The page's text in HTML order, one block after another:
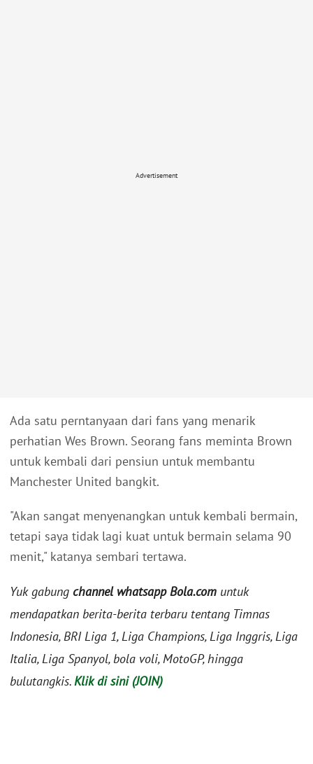
Advertisement
Ada satu perntanyaan dari fans yang menarik
perhatian Wes Brown. Seorang fans meminta Brown
untuk kembali dari pensiun untuk membantu
Manchester United bangkit.
"Akan sangat menyenangkan untuk kembali bermain,
tetapi saya tidak lagi kuat untuk bermain selama 90
menit," katanya sembari tertawa.
Yuk gabung channel whatsapp Bola.com untuk
mendapatkan berita-berita terbaru tentang Timnas
Indonesia, BRI Liga 1, Liga Champions, Liga Inggris, Liga
Italia, Liga Spanyol, bola voli, MotoGP, hingga
bulutangkis.Klik di sini (JOIN)